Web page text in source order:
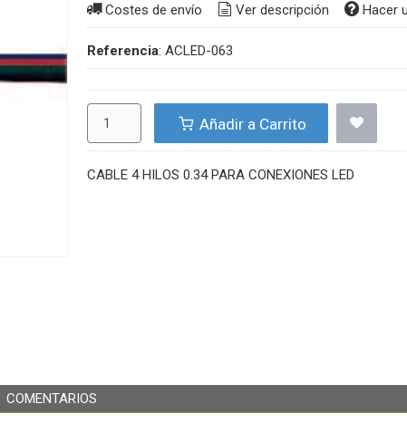
Costes de envío Ver descripción Hacer
Referencia: ACLED-063
Añadir a Carrito
CABLE 4 HILOS 0.34 PARA CONEXIONES LED
COMENTARIOS